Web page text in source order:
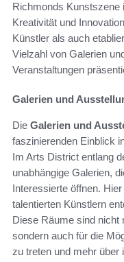
Richmonds Kunstszene
Kreativität und
Künstler als auch
Vielzahl von Galerien
Veranstaltungen
Galerien und
Die Galerien und
faszinierenden Einblick
Im Arts District entlang
unabhängige Galerien,
Interessierte öffnen.
talentierten Künstlern
Diese Räume sind nicht
sondern auch für die
zu treten und mehr über